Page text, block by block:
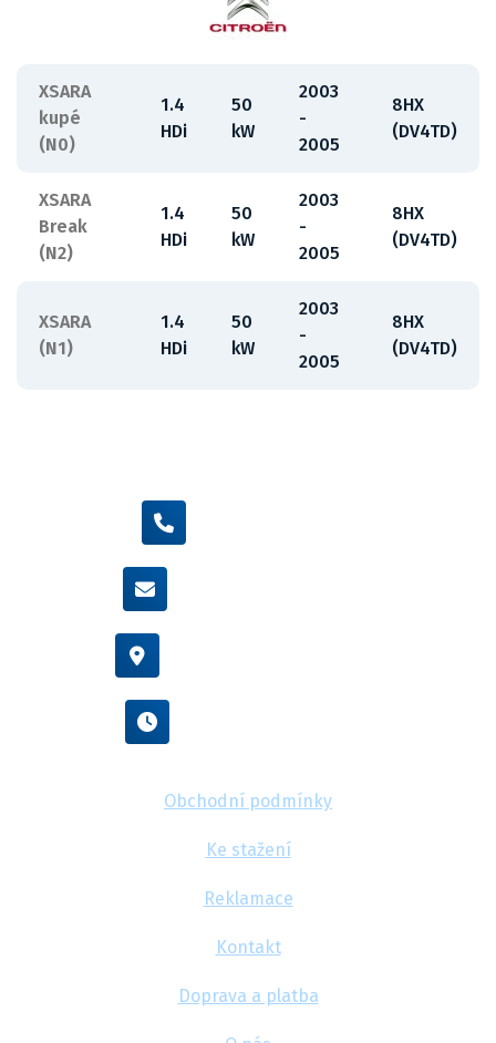
XSARA
kupé
(N0)
1.4
HDi
50
kW
2003
-
2005
8HX
(DV4TD)
XSARA
Break
(N2)
1.4
HDi
50
kW
2003
-
2005
8HX
(DV4TD)
XSARA
(N1)
1.4
HDi
50
kW
2003
-
2005
8HX
(DV4TD)
Obchodní podmínky
Ke stažení
Reklamace
Kontakt
Doprava a platba